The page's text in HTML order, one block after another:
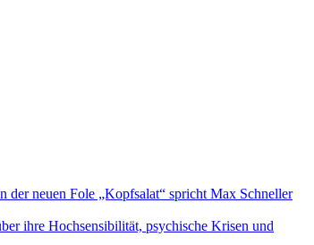
der neuen Fole „Kopfsalat“ spricht Max Schneller
ihre Hochsensibilität, psychische Krisen und